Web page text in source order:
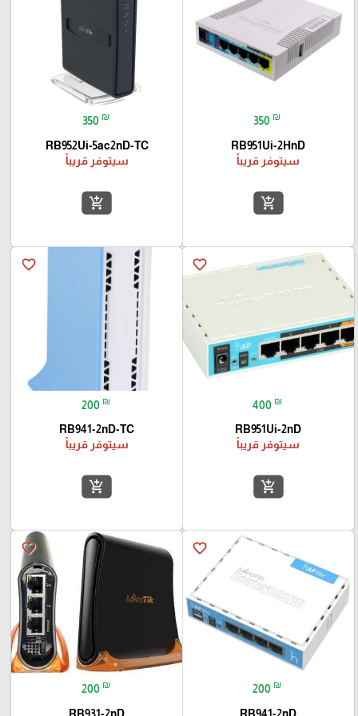
350 ₪
RB951Ui-2HnD
سيتوفر قريباً
add_shopping_cart
350 ₪
RB952Ui-5ac2nD-TC
سيتوفر قريباً
add_shopping_cart
favorite_border
400 ₪
RB951Ui-2nD
سيتوفر قريباً
add_shopping_cart
favorite_border
200 ₪
RB941-2nD-TC
سيتوفر قريباً
add_shopping_cart
favorite_border
200 ₪
favorite_border
200 ₪